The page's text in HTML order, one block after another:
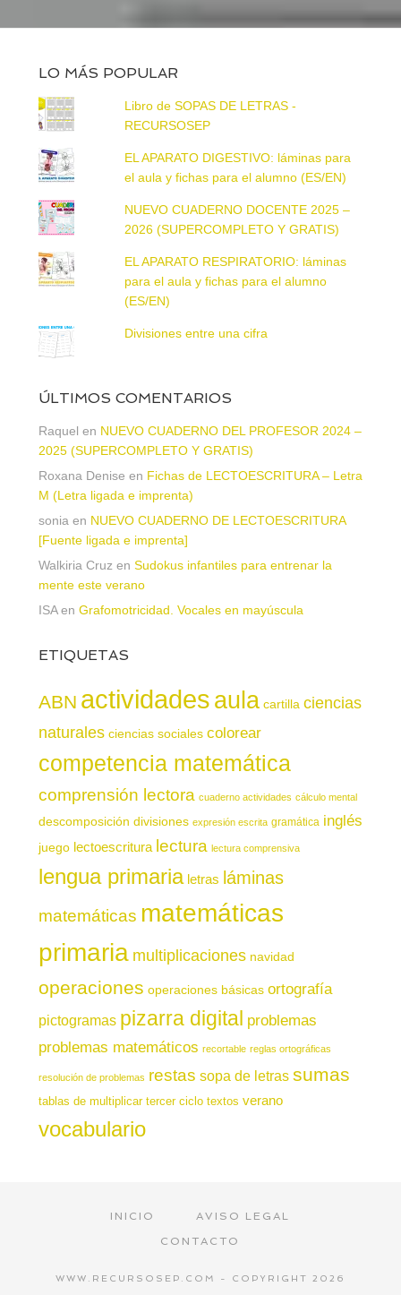
LO MÁS POPULAR
Libro de SOPAS DE LETRAS -
RECURSOSEP
EL APARATO DIGESTIVO: láminas para
el aula y fichas para el alumno (ES/EN)
NUEVO CUADERNO DOCENTE 2025 –
2026 (SUPERCOMPLETO Y GRATIS)
EL APARATO RESPIRATORIO: láminas
para el aula y fichas para el alumno
(ES/EN)
Divisiones entre una cifra
ÚLTIMOS COMENTARIOS
Raquel en NUEVO CUADERNO DEL PROFESOR 2024 –
2025 (SUPERCOMPLETO Y GRATIS)
Roxana Denise en Fichas de LECTOESCRITURA – Letra
M (Letra ligada e imprenta)
sonia en NUEVO CUADERNO DE LECTOESCRITURA
[Fuente ligada e imprenta]
Walkiria Cruz en Sudokus infantiles para entrenar la
mente este verano
ISAen Grafomotricidad. Vocales en mayúscula
ETIQUETAS
ABN actividadesaula cartilla ciencias
naturales ciencias sociales colorear
competencia matemática
comprensión lectora cuaderno actividades cálculo mental
descomposición divisiones expresión escrita gramática inglés
juego lectoescritura lectura lectura comprensiva
lengua primaria letras láminas
matemáticas matemáticas
primaria multiplicaciones navidad
operaciones operaciones básicas ortografía
pictogramas pizarra digital problemas
problemas matemáticos recortable reglas ortográficas
resolución de problemas restas sopa de letras sumas
tablas de multiplicar tercer ciclo textos verano
vocabulario
INICIO
AVISO LEGAL
CONTACTO
WWW.RECURSOSEP.COM - COPYRIGHT 2026